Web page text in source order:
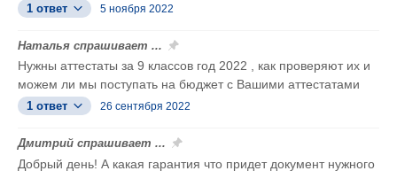
1 ответ 5 ноября 2022
Наталья спрашивает ...
Нужны аттестаты за 9 классов год 2022 , как проверяют их и
можем ли мы поступать на бюджет с Вашими аттестатами
1 ответ 26 сентября 2022
Дмитрий спрашивает ...
Добрый день! А какая гарантия что придет документ нужного